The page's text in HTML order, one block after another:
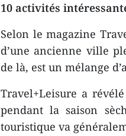
10 activités
Selon le magazine
d’une ancienne ville
de là, est un mélange
Travel+Leisure a
pendant la saison
touristique va